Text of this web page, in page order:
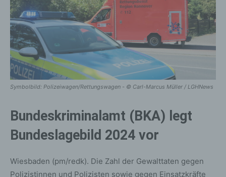
Symbolbild: Polizeiwagen/Rettungswagen - © Carl-Marcus Müller / LGHNews
Bundeskriminalamt (BKA) legt
Bundeslagebild 2024 vor
Wiesbaden (pm/redk). Die Zahl der Gewalttaten gegen
Polizistinnen und Polizisten sowie gegen Einsatzkräfte